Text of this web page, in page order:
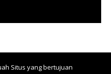
Situs yang bertujuan